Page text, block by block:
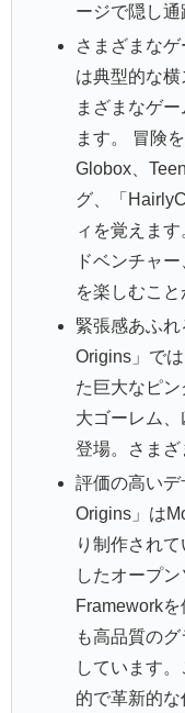
ージで隠し通
さまざまなゲ
は典型的な
まざまなゲ
ます。 冒険
Globox、
グ、「
ィを覚えま
ドベンチャ
を楽しむこと
緊張感あふ
Origins」で
た巨大なピ
大ゴーレム
登場。さまざ
評価の高い
Origins」は
り制作され
したオープ
Framework
も高品質の
しています
的で革新的な